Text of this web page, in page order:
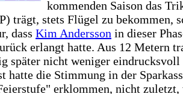
kommenden Saison das
trägt, stets Flügel zu bekommen,
dass Kim Andersson in dieser
erlangt hatte. Aus 12 Metern
später nicht weniger eindrucksvoll
hatte die Stimmung in der
erklommen, nicht